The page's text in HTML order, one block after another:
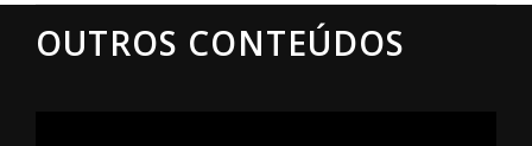
OUTROS CONTEÚDOS